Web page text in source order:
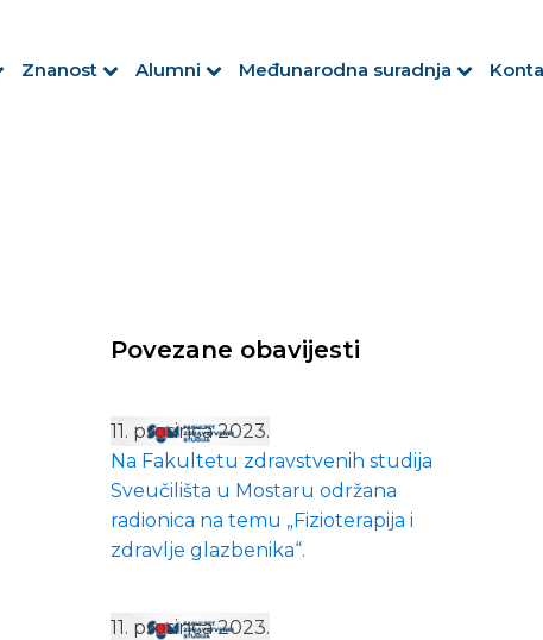
Znanost Alumni Međunarodna suradnja
Povezane obavijesti
11. prosinca 2023.
Na Fakultetu zdravstvenih studija
Sveučilišta u Mostaru održana
radionica na temu „Fizioterapija i
zdravlje glazbenika“.
11. prosinca 2023.